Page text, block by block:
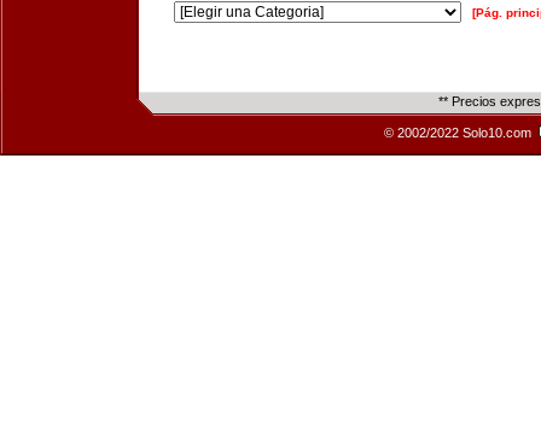
[Pág.
** Precios
© 2002/2022 Solo10.com